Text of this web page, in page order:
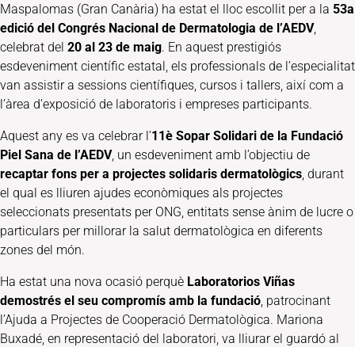
Maspalomas (Gran Canària) ha estat el lloc escollit per a la 53a
edició del Congrés Nacional de Dermatologia de l’AEDV,
celebrat del 20 al 23 de maig. En aquest prestigiós
esdeveniment científic estatal, els professionals de l’especialitat
van assistir a sessions científiques, cursos i tallers, així com a
l’àrea d’exposició de laboratoris i empreses participants.
Aquest any es va celebrar l’11è Sopar Solidari de la Fundació
Piel Sana de l’AEDV, un esdeveniment amb l’objectiu de
recaptar fons per a projectes solidaris dermatològics , durant
el qual es lliuren ajudes econòmiques als projectes
seleccionats presentats per ONG, entitats sense ànim de lucre o
particulars per millorar la salut dermatològica en diferents
zones del món.
Ha estat una nova ocasió perquè Laboratorios Viñas
demostrés el seu compromís amb la fundació , patrocinant
l’Ajuda a Projectes de Cooperació Dermatològica. Mariona
Buxadé, en representació del laboratori, va lliurar el guardó al